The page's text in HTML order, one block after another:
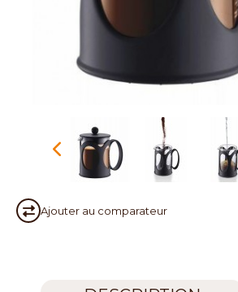
Ajouter au comparateur